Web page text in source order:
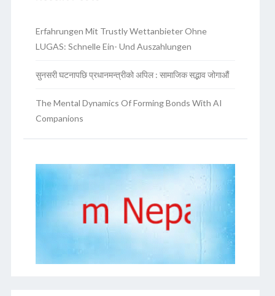
Erfahrungen Mit Trustly Wettanbieter Ohne
LUGAS: Schnelle Ein- Und Auszahlungen
सुनसरी घटनापछि प्रधानमन्त्रीको अपिल : सामाजिक सद्भाव जोगाऔं
The Mental Dynamics Of Forming Bonds With AI
Companions